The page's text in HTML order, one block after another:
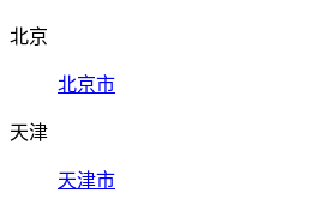
北京
北京市
天津
天津市